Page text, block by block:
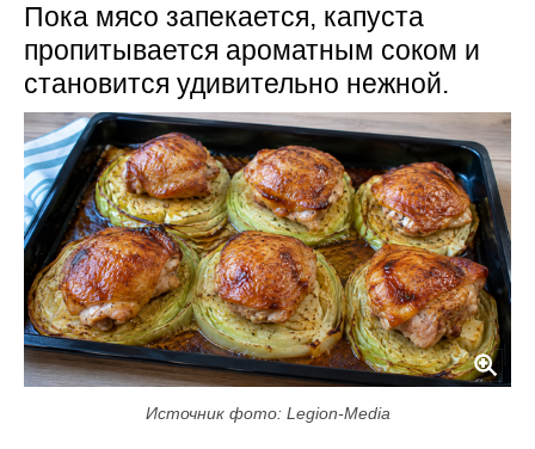
Пока мясо запекается, капуста
пропитывается ароматным соком и
становится удивительно нежной.
Источник фото: Legion-Media